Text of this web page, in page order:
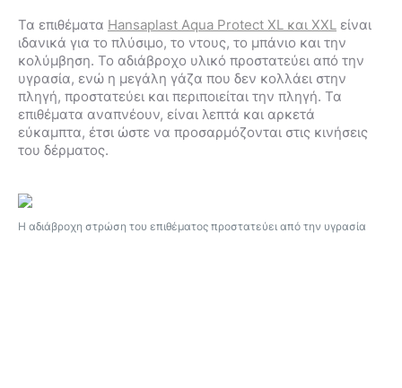
Η αδιάβροχη στρώση του επιθέματος προστατεύει από την υγρασία
Τα επιθέματα Hansaplast Aqua Protect XL και XXL είναι
ιδανικά για το πλύσιμο, το ντους, το μπάνιο και την
κολύμβηση. Το αδιάβροχο υλικό προστατεύει από την
υγρασία, ενώ η μεγάλη γάζα που δεν κολλάει στην
πληγή, προστατεύει και περιποιείται την πληγή. Τα
επιθέματα αναπνέουν, είναι λεπτά και αρκετά
εύκαμπτα, έτσι ώστε να προσαρμόζονται στις κινήσεις
του δέρματος.